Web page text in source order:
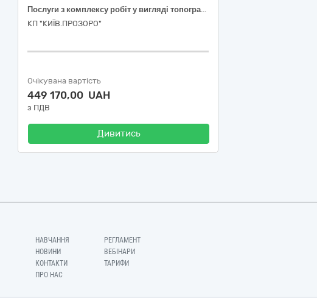
Послуги з комплексу робіт у вигляді топографо-геодезичних знімків елементів благоустрою комунальної власності у масштабі М 1 :500
КП "КИЇВ.ПРОЗОРО"
Очікувана вартість
449 170,00 UAH
з ПДВ
Дивитись
НАВЧАННЯ
НОВИНИ
КОНТАКТИ
ПРО НАС
РЕГЛАМЕНТ
ВЕБІНАРИ
ТАРИФИ